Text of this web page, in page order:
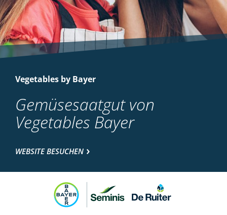
Vegetables by Bayer
Gemüsesaatgut von
Vegetables Bayer
WEBSITE BESUCHEN